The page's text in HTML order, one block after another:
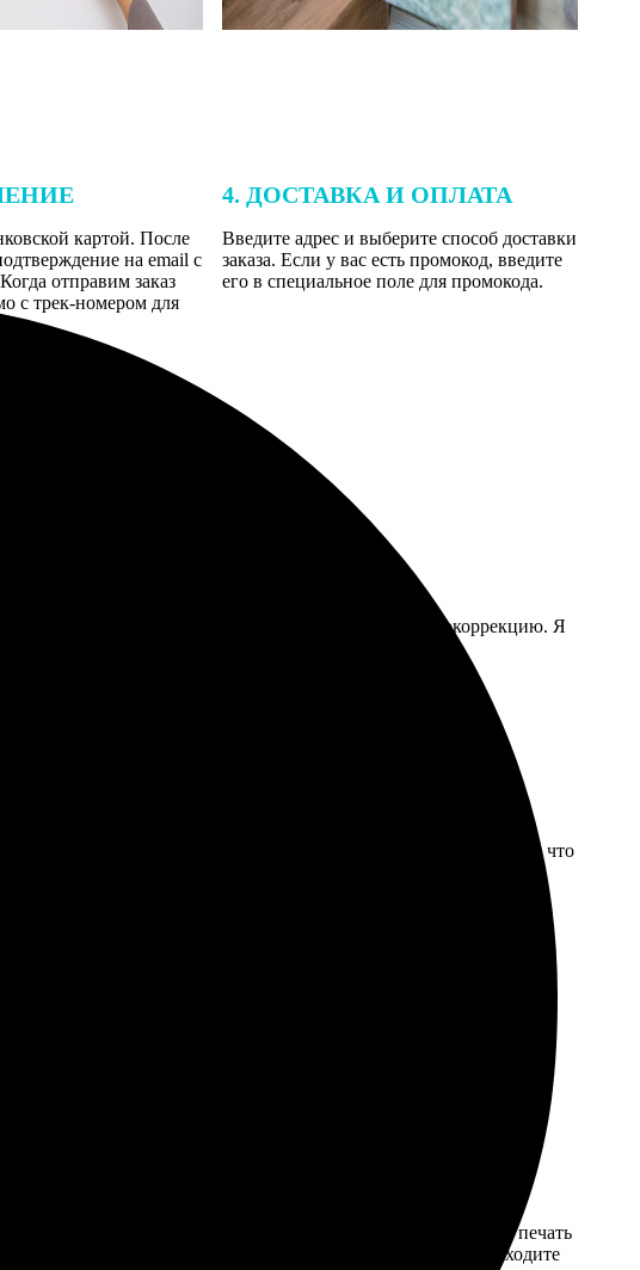
картой. После
на email с
отправим заказ
с трек-номером для
4. ДОСТАВКА И ОПЛАТА
Введите адрес и выберите способ доставки
заказа. Если у вас есть промокод, введите
его в специальное поле для промокода.
позвонил, уточнил, не хочу ли я ретушь или цветокоррекцию. Я
Но сама кружка крепкая, печать не стирается после мойки, так что
произведения искусства. С нами вы можете заказать печать
несколько минут вашего времени и доступ в Интернет. Заходите